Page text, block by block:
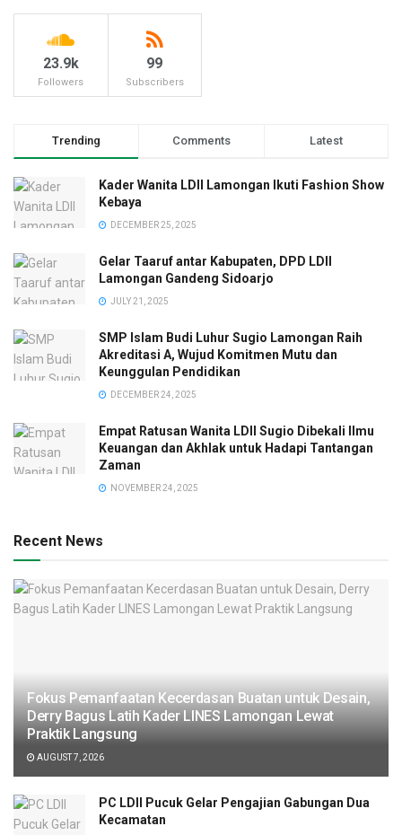
23.9k
Followers
99
Subscribers
Trending Comments Latest
Kader Wanita LDII Lamongan Ikuti Fashion Show
Kebaya
DECEMBER 25, 2025
Gelar Taaruf antar Kabupaten, DPD LDII
Lamongan Gandeng Sidoarjo
JULY 21, 2025
SMP Islam Budi Luhur Sugio Lamongan Raih
Akreditasi A, Wujud Komitmen Mutu dan
Keunggulan Pendidikan
DECEMBER 24, 2025
Empat Ratusan Wanita LDII Sugio Dibekali Ilmu
Keuangan dan Akhlak untuk Hadapi Tantangan
Zaman
NOVEMBER 24, 2025
Recent News
Fokus Pemanfaatan Kecerdasan Buatan untuk Desain,
Derry Bagus Latih Kader LINES Lamongan Lewat
Praktik Langsung
AUGUST 7, 2026
PC LDII Pucuk Gelar Pengajian Gabungan Dua
Kecamatan